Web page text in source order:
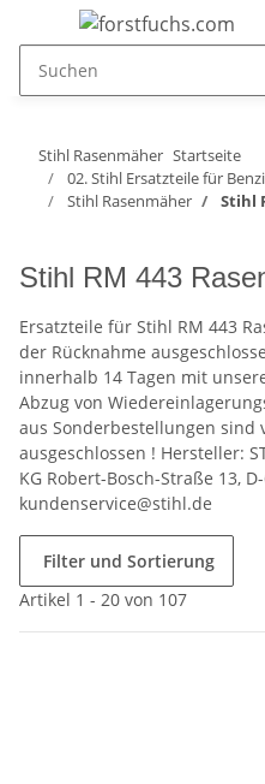
Stihl Rasenmäher Startseite
02. Stihl Ersatzteile für
Stihl Rasenmäher
Stihl
Stihl RM 443
Ersatzteile für Stihl RM 443
der Rücknahme
innerhalb 14 Tagen mit
Abzug von
aus Sonderbestellungen sind
ausgeschlossen ! Hersteller:
KG Robert-Bosch-Straße 13,
kundenservice@stihl.de
Filter und Sortierung
Artikel 1 - 20 von 107